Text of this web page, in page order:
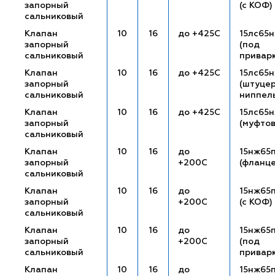
запорный
сальниковый
(с КОФ)
Клапан
запорный
сальниковый
10 16 до +425С
(под
Клапан
запорный
сальниковый
10 16 до +425С
Клапан
запорный
сальниковый
10 16 до +425С
Клапан
запорный
сальниковый
10 16
до
+200С
Клапан
запорный
сальниковый
10 16
до
+200С
(с КОФ)
Клапан
запорный
сальниковый
10 16
до
+200С
(под
Клапан
10 16
до